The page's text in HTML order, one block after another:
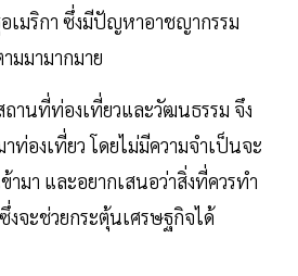
เมริกา ซึ่งมีปัญหาอาชญากรรม
มมามากมาย
านที่ท่องเที่ยวและวัฒนธรรม จึง
ท่องเที่ยว โดยไม่มีความจำเป็นจะ
ามา และอยากเสนอว่าสิ่งที่ควรทำ
จะช่วยกระตุ้นเศรษฐกิจได้